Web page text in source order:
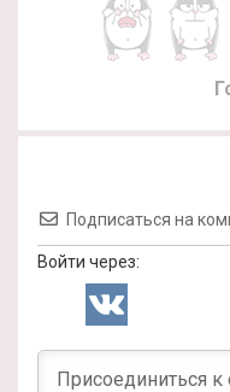
Подписаться на
Войти через: